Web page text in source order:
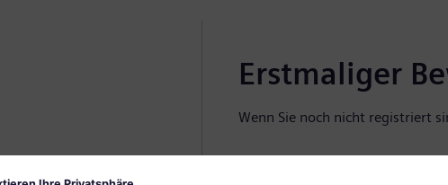
Erstmaliger
Wenn Sie noch nicht registriert